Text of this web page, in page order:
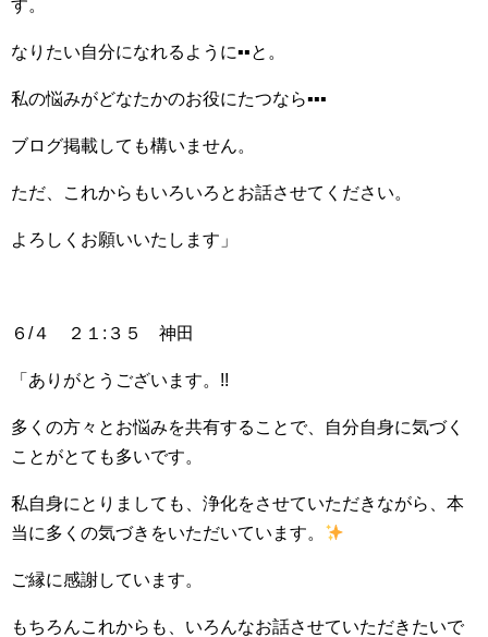
す。
なりたい自分になれるように▪▪と。
私の悩みがどなたかのお役にたつなら▪▪▪
ブログ掲載しても構いません。
ただ、これからもいろいろとお話させてください。
よろしくお願いいたします」
６/４ ２１:３５ 神田
「ありがとうございます。!!
多くの方々とお悩みを共有することで、自分自身に気づく
ことがとても多いです。
私自身にとりましても、浄化をさせていただきながら、本
当に多くの気づきをいただいています。
ご縁に感謝しています。
もちろんこれからも、いろんなお話させていただきたいで